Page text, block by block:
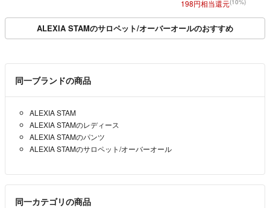
198円相当還元
ALEXIA STAMのサロペット/オーバーオールのおすすめ
同一ブランドの商品
ALEXIA STAM
ALEXIA STAMのレディース
ALEXIA STAMのパンツ
ALEXIA STAMのサロペット/オーバーオール
同一カテゴリの商品